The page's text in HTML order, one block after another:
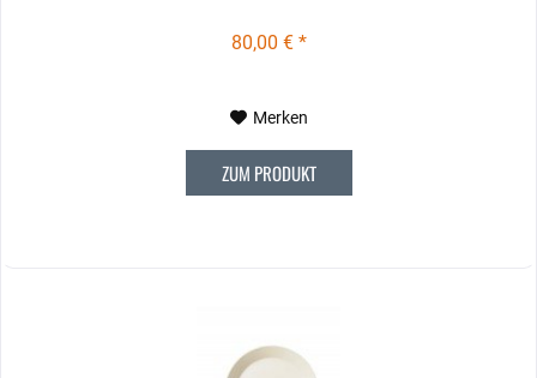
80,00 € *
Merken
ZUM PRODUKT